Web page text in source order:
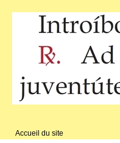
Accueil du site